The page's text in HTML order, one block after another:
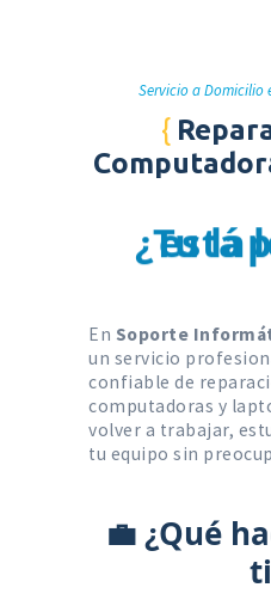
Servicio a Domicilio
¿Tu
está
¿Tu
¿Tu
tus
En Soporte
un servicio
confiable de
computadoras y
volver a trabajar,
tu equipo sin
💼 ¿Qué